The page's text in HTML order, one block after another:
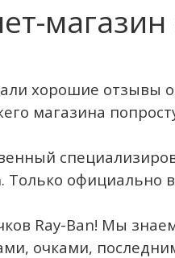
хорошие отзывы
магазина
Только официально
Ray-Ban! Мы
очками,